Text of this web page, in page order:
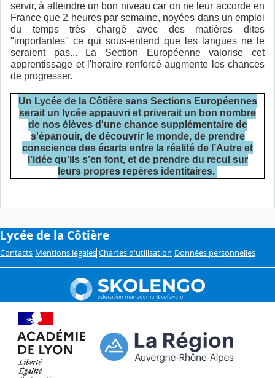
servir, à atteindre un bon niveau car on ne leur accorde en
France que 2 heures par semaine, noyées dans un emploi
du temps très chargé avec des matières dites
"importantes" ce qui sous-entend que les langues ne le
seraient pas... La Section Européenne valorise cet
apprentissage et l'horaire renforcé augmente les chances
de progresser.
Un Lycée de la Côtière sans Sections Européennes
serait un lycée appauvri et priverait un bon nombre
de nos élèves d'une chance supplémentaire de
s'épanouir, de découvrir le monde, de prendre
conscience des écarts entre la réalité de l’Autre et
l’idée qu’ils s’en font, et de prendre du recul sur
leurs propres repères identitaires.
Lycée de la Côtière
Contacts Mentions légales Chartes d'utilisation Données personnelles